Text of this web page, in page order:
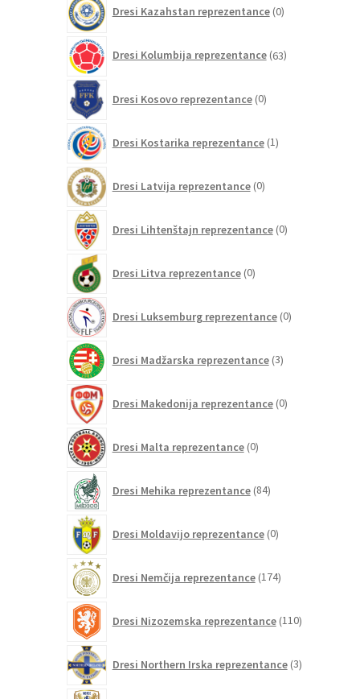
Dresi Kazahstan reprezentance 0izdelkov
Dresi Kolumbija reprezentance 63izdelkov
Dresi Kosovo reprezentance 0izdelkov
Dresi Kostarika reprezentance 1izdelek
Dresi Latvija reprezentance 0izdelkov
Dresi Lihtenštajn reprezentance 0izdelkov
Dresi Litva reprezentance 0izdelkov
Dresi Luksemburg reprezentance 0izdelkov
Dresi Madžarska reprezentance 3izdelki
Dresi Makedonija reprezentance 0izdelkov
Dresi Malta reprezentance 0izdelkov
Dresi Mehika reprezentance 84izdelkov
Dresi Moldavijo reprezentance 0izdelkov
Dresi Nemčija reprezentance 174izdelkov
Dresi Nizozemska reprezentance 110izdelkov
Dresi Northern Irska reprezentance 3izdelki